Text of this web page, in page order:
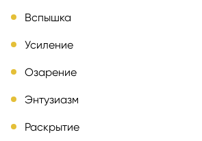
Вспышка
Усиление
Озарение
Энтузиазм
Раскрытие